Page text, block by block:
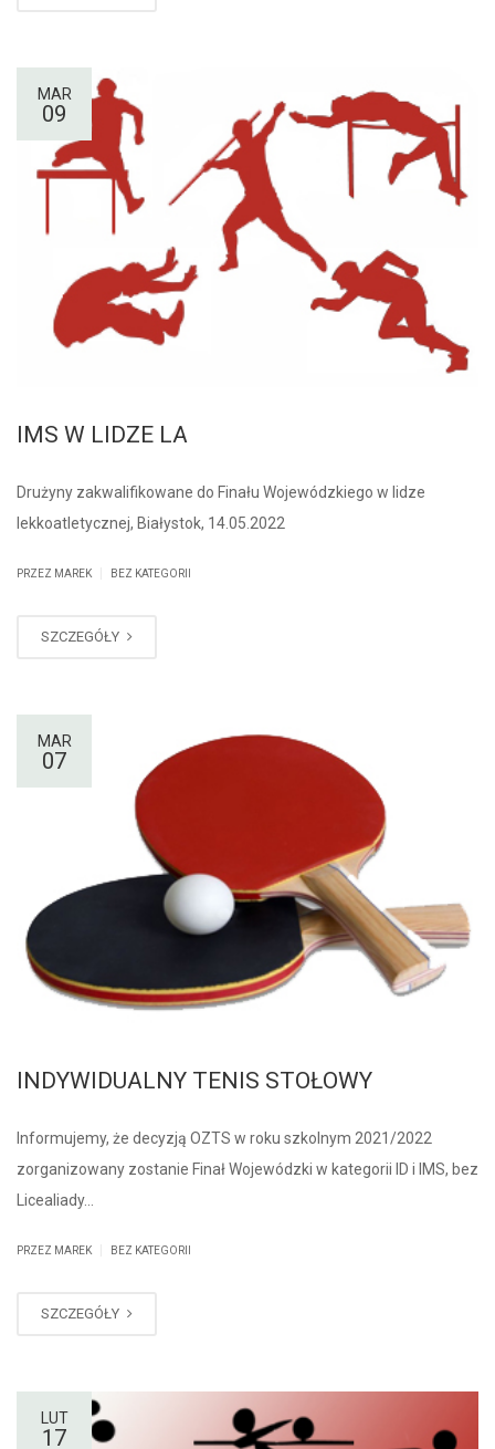
MAR
09
IMS W LIDZE LA
Drużyny zakwalifikowane do Finału Wojewódzkiego w lidze
lekkoatletycznej, Białystok, 14.05.2022
PRZEZ MAREK BEZ KATEGORII
SZCZEGÓŁY
MAR
07
INDYWIDUALNY TENIS STOŁOWY
Informujemy, że decyzją OZTS w roku szkolnym 2021/2022
zorganizowany zostanie Finał Wojewódzki w kategorii ID i IMS, bez
Licealiady…
PRZEZ MAREK BEZ KATEGORII
SZCZEGÓŁY
LUT
17